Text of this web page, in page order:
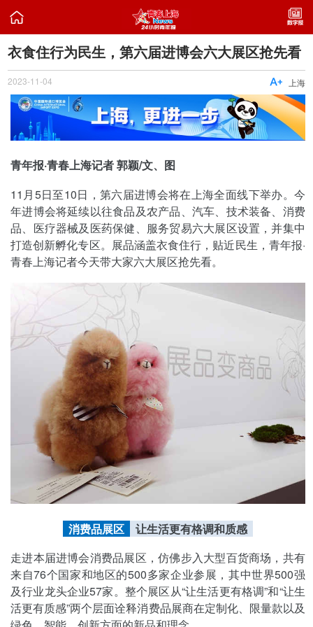

衣食住行为民生，第六届进博会六大展区抢先看
2023-11-04 上海

青年报·青春上海记者 郭颖/文、图
11月5日至10日，第六届进博会将在上海全面线下举办。今
年进博会将延续以往食品及农产品、汽车、技术装备、消费
品、医疗器械及医药保健、服务贸易六大展区设置，并集中
打造创新孵化专区。展品涵盖衣食住行，贴近民生，青年报·
青春上海记者今天带大家六大展区抢先看。
消费品展区
让生活更有格调和质感
走进本届进博会消费品展区，仿佛步入大型百货商场，共有
来自76个国家和地区的500多家企业参展，其中世界500强
及行业龙头企业57家。整个展区从“让生活更有格调”和“让生
活更有质感”两个层面诠释消费品展商在定制化、限量款以及